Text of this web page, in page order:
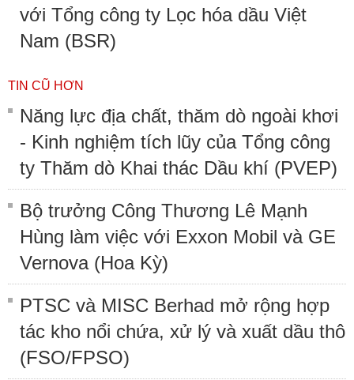
với Tổng công ty Lọc hóa dầu Việt
Nam (BSR)
TIN CŨ HƠN
Năng lực địa chất, thăm dò ngoài khơi
- Kinh nghiệm tích lũy của Tổng công
ty Thăm dò Khai thác Dầu khí (PVEP)
Bộ trưởng Công Thương Lê Mạnh
Hùng làm việc với Exxon Mobil và GE
Vernova (Hoa Kỳ)
PTSC và MISC Berhad mở rộng hợp
tác kho nổi chứa, xử lý và xuất dầu thô
(FSO/FPSO)